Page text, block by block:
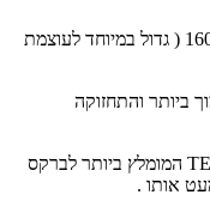
קוטר 160 ( גדול במיוחד לעוצמת
ביותר והתחזוקה
המומלץ ביותר לברקס
אותו .